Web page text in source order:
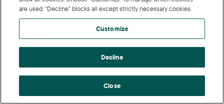
Sie verkaufen Produkte oder Dienstleistungen über
das Internet,arbeiten mit Webseiten-Betreibern oder
Influencern zusammen - und Sie zahlen eine Provision für
Sales, Leads oder Traffic.
are used. “Decline” blocks all except strictly necessary cookies.
Customize
Decline
Close